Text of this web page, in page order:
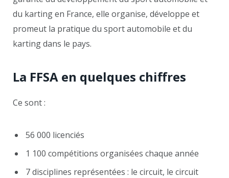
du karting en France, elle organise, développe et
promeut la pratique du sport automobile et du
karting dans le pays.
La FFSA en quelques chiffres
Ce sont :
56 000 licenciés
1 100 compétitions organisées chaque année
7 disciplines représentées : le circuit, le circuit